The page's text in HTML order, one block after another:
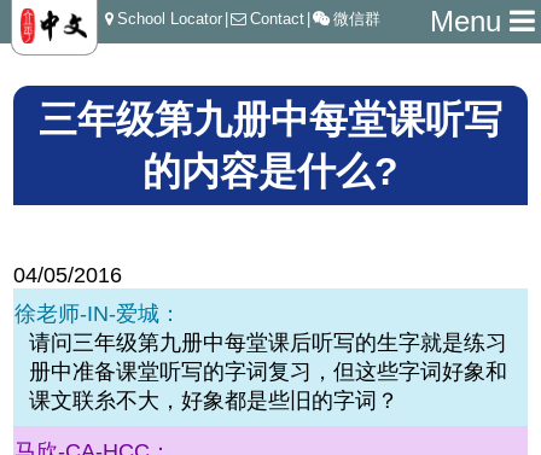
Menu
School Locator Contact 微信群
三年级第九册中每堂课听写
的内容是什么?
04/05/2016
徐老师-IN-爱城：
请问三年级第九册中每堂课后听写的生字就是练习
册中准备课堂听写的字词复习，但这些字词好象和
课文联糸不大，好象都是些旧的字词？